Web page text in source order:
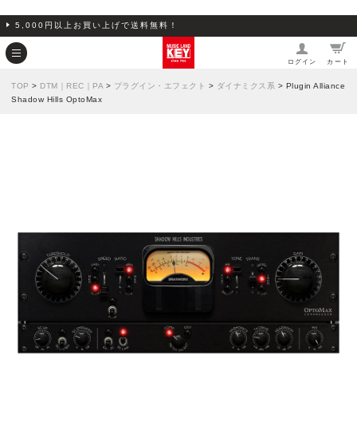
5,000円以上お買い上げで送料無料！
ログイン カート
TOP > DTM｜REC｜PA > プラグイン・エフェクト > ダイナミクス系 > Plugin Alliance
Shadow Hills OptoMax